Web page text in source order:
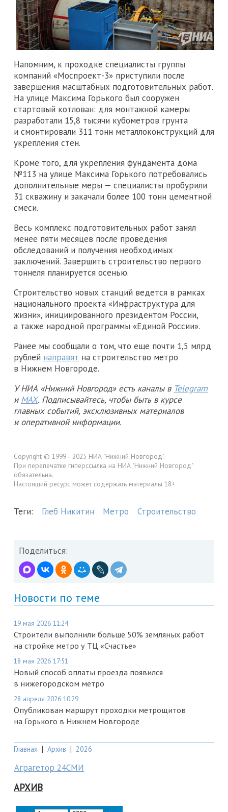
Напомним, к проходке специалисты группы
компаний «Моспроект-3» приступили после
завершения масштабных подготовительных работ.
На улице Максима Горького был сооружен
стартовый котлован: для монтажной камеры
разработали 15,8 тысячи кубометров грунта
и смонтировали 311 тонн металлоконструкций для
укрепления стен.
Кроме того, для укрепления фундамента дома
№113 на улице Максима Горького потребовались
дополнительные меры — специалисты пробурили
31 скважину и закачали более 100 тонн цементной
смеси.
Весь комплекс подготовительных работ занял
менее пяти месяцев после проведения
обследований и получения необходимых
заключений. Завершить строительство первого
тоннеля планируется осенью.
Строительство новых станций ведется в рамках
национального проекта «Инфраструктура для
жизни», инициированного президентом России,
а также народной программы «Единой России».
Ранее мы сообщали о том, что еще почти 1,5 млрд
рублей направят на строительство метро
в Нижнем Новгороде.
У НИА «Нижний Новгород» есть каналы в Telegram
и MAX. Подписывайтесь, чтобы быть в курсе
главных событий, эксклюзивных материалов
и оперативной информации.
Copyright © 1999—2025 НИА "Нижний Новгород".
При перепечатке гиперссылка на НИА "Нижний Новгород"
обязательна.
Настоящий ресурс может содержать материалы 18+
Теги: Глеб Никитин Метро Строительство
Поделиться:
Новости по теме
19 мая 2026 11:24
Строители выполнили больше 50% земляных работ
на стройке метро у ТЦ «Счастье»
18 мая 2026 17:51
Новый способ оплаты проезда появился
в нижегородском метро
28 апреля 2026 10:29
Опубликован маршрут проходки метрощитов
на Горького в Нижнем Новгороде
Главная | Архив | 2026
Аграгетор 24СМИ
АРХИВ